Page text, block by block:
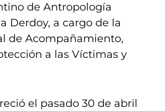
de Antropología
Derdoy, a cargo de la
de Acompañamiento,
a las Víctimas y
el pasado 30 de abril